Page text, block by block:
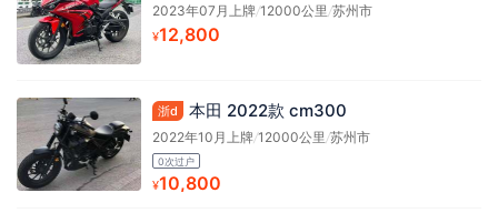
2023年07月上牌/12000公里 /苏州市
¥12,800
浙d 本田 2022款 cm300
2022年10月上牌/12000公里 /苏州市
0次过户
¥10,800